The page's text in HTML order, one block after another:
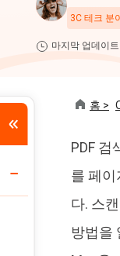
안드로이드 시스템 복구
화면 비밀번호&구글 락
사용하여 PDF 편집 및 관
3C 테크 분
마지막 업데이
홈 >
PDF 검
를 페
다. 스
방법을